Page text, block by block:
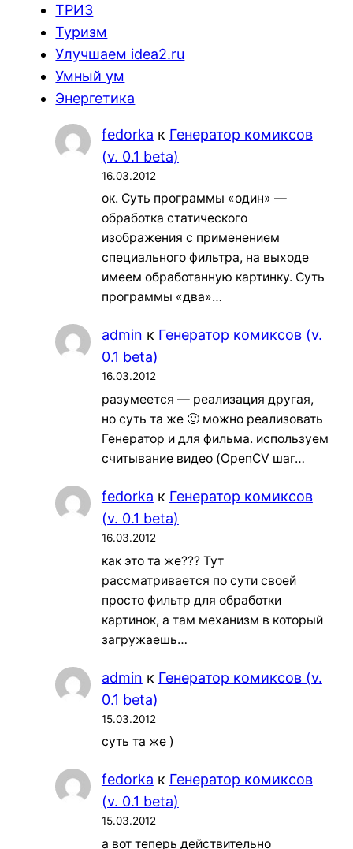
ТРИЗ
Туризм
Улучшаем idea2.ru
Умный ум
Энергетика
fedorka к Генератор комиксов
(v. 0.1 beta)
16.03.2012
ок. Суть программы «один» —
обработка статического
изображения с применением
специального фильтра, на выходе
имеем обработанную картинку. Суть
программы «два»…
admin к Генератор комиксов (v.
0.1 beta)
16.03.2012
разумеется — реализация другая,
но суть та же 🙂 можно реализовать
Генератор и для фильма. используем
считывание видео (OpenCV шаг…
fedorka к Генератор комиксов
(v. 0.1 beta)
16.03.2012
как это та же??? Тут
рассматривается по сути своей
просто фильтр для обработки
картинок, а там механизм в который
загружаешь…
admin к Генератор комиксов (v.
0.1 beta)
15.03.2012
суть та же )
fedorka к Генератор комиксов
(v. 0.1 beta)
15.03.2012
а вот теперь действительно